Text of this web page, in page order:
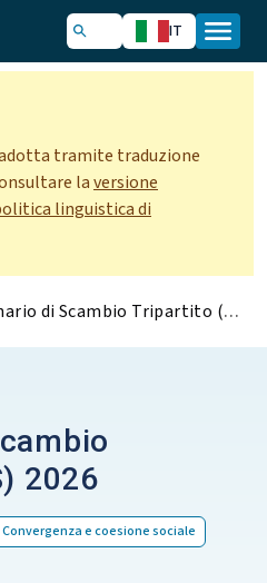
IT
tramite traduzione
laversione
linguistica di
Seminario di Scambio Tripartito (TES) 2026
2026
Convergenza e coesione sociale